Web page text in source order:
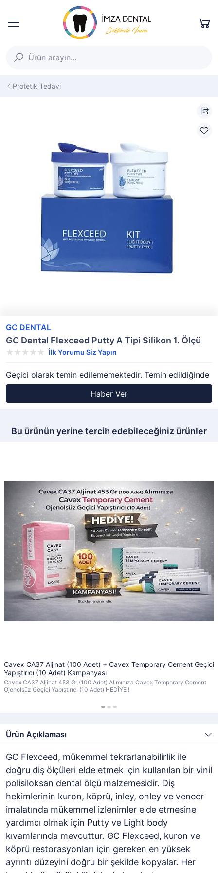
Protetik Tedavi
GC DENTAL
GC Dental Flexceed Putty A Tipi Silikon 1. Ölçü
İlk Yorumu Siz Yapın
Geçici olarak temin edilememektedir. Temin edildiğinde
Haber Ver
Bu ürünün yerine tercih edebileceğiniz ürünler
Cavex CA37 Aljinat (100 Adet) + Cavex Temporary Cement Geçici
Yapıştırıcı (10 Adet) Kampanyası
Cavex CA37 Aljinat 453 Gr (100 Adet) Alımınıza Cavex Temporary Cement
Ojenolsüz Geçici Yapıştırıcı (10 Adet) HEDİYE !
Ürün Açıklaması
GC Flexceed, mükemmel tekrarlanabilirlik ile
doğru diş ölçüleri elde etmek için kullanılan bir vinil
polisiloksan dental ölçü malzemesidir. Diş
hekimlerinin kuron, köprü, inley, onley ve veneer
imalatında mükemmel izlenimler elde etmesine
yardımcı olmak için Putty ve Light body
kıvamlarında mevcuttur. GC Flexceed, kuron ve
köprü restorasyonları için gereken en yüksek
ayrıntı düzeyini doğru bir şekilde kopyalar. Her